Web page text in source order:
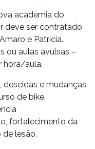
academia do
deve ser contratado
e Patrícia.
ou aulas avulsas –
hora/aula.
descidas e mudanças
de bike,
fortalecimento da
de lesão.